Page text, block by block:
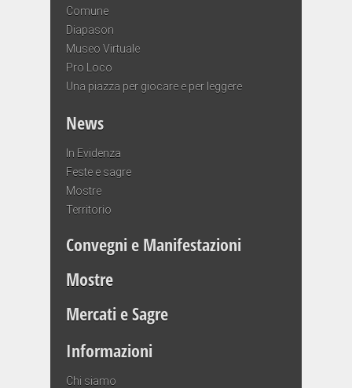
Comune
Diapason
Museo Virtuale
Pro Loco
Una piazza per giocare e per leggere
News
In Evidenza
Feste e sagre
Mostre
Territorio
Convegni e Manifestazioni
Mostre
Mercati e Sagre
Informazioni
Chi siamo